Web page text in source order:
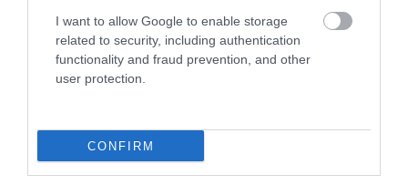
I want to allow Google to enable storage
related to security, including authentication
functionality and fraud prevention, and other
user protection.
CONFIRM
Nehezen váltunk bankot, hiába járnánk jól vele
Jóval egyszerűbb folyamat a bankváltás manapság, mint